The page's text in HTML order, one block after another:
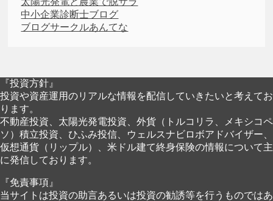
中小企業診断士ブログ
ブログサークルあんてな
『投資方針』
投資や資産運用のリアルな情報を配信していきたいと考えてお
ります。
不動産投資、太陽光発電投資、外貨（トルコリラ、メキシコペ
ソ）積立投資、ひふみ投信、ウェルスナビロボアドバイザー、
仮想通貨（リップル）、米ドル建て終身保険の情報について主
に発信しております。
『免責事項』
当サイトは投資の助言あるいは投資の勧誘等を行うものではあ